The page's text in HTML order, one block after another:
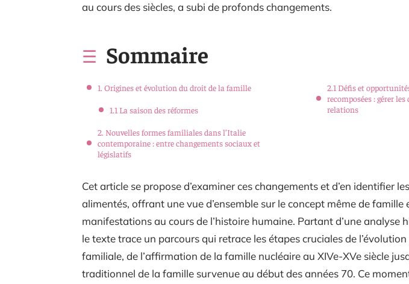
au cours des siècles, a subi de profonds changements.
Sommaire
1. Origines et évolution du droit de la famille
1.1 La saison des réformes
2. Nouvelles formes familiales dans l’Italie
contemporaine : entre changements sociaux et
législatifs
2.1 Défis et
recomposées : gérer
relations
Cet article se propose d’examiner ces changements et d’en identifier
alimentés, offrant une vue d’ensemble sur le concept même de famille
manifestations au cours de l’histoire humaine. Partant d’une analyse
le texte trace un parcours qui retrace les étapes cruciales de
familiale, de l’affirmation de la famille nucléaire au XIVe-XVe siècle
traditionnel de la famille survenue au début des années 70. Ce